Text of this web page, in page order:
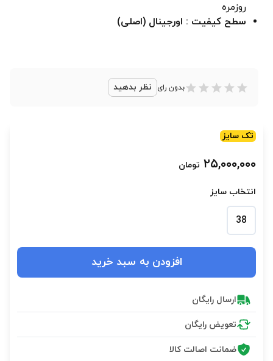
روزمره
سطح کیفیت : اورجینال (اصلی)
بدون رای نظر بدهید
تک سایز
۲۵,۰۰۰,۰۰۰ تومان
انتخاب سایز
38
افزودن به سبد خرید
ارسال رایگان
تعویض رایگان
ضمانت اصالت کالا